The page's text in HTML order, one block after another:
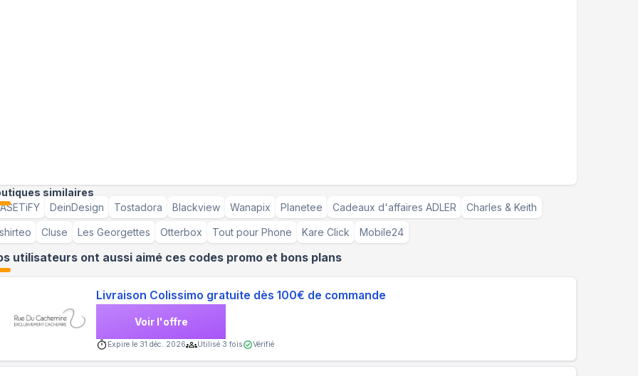
similaires
DeinDesign Tostadora Blackview Wanapix Planetee Cadeaux d'affaires ADLER Charles & Keith
Cluse Les Georgettes Otterbox Tout pour Phone Kare Click Mobile24
utilisateurs ont aussi aimé ces codes promo et bons plans
Livraison Colissimo gratuite dès 100€ de commande
Voir l'offre
Expire le 31 déc. 2026 Utilisé 3 fois Vérifié